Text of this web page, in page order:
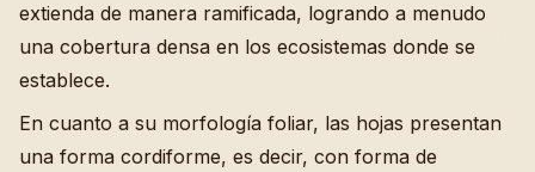
extienda de manera ramificada, logrando a menudo
una cobertura densa en los ecosistemas donde se
establece.
En cuanto a su morfología foliar, las hojas presentan
una forma cordiforme, es decir, con forma de